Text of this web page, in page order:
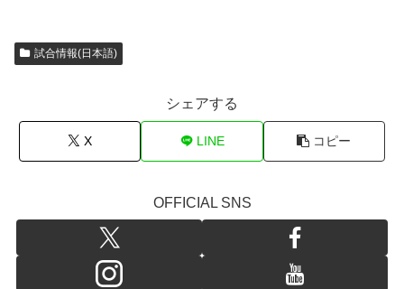
試合情報(日本語)
シェアする
X LINE コピー
OFFICIAL SNS